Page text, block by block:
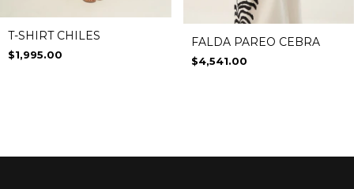
T-SHIRT CHILES
$1,995.00
FALDA PAREO CEBRA
$4,541.00